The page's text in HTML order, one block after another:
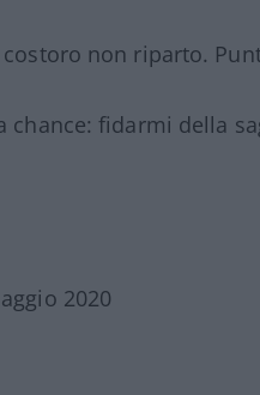
non riparto.
chance: fidarmi della
2020